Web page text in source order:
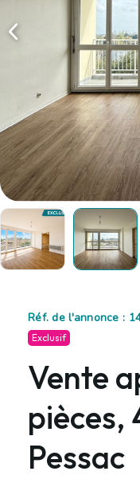
Réf. de l'annonce :
Exclusif
Vente
pièces,
Pessac